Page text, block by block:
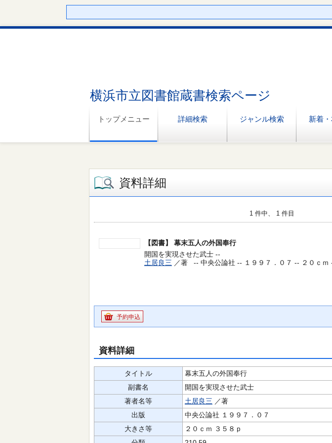
横浜市立図書館蔵書検索ページ
トップメニュー 詳細検索 ジャンル検索 新着
資料詳細
1 件中、 1 件目
【図書】
幕末五人の外国奉行
開国を実現させた武士 --
土居良三 ／著 -- 中央公論社 -- １９９７．０７ -- ２０ｃｍ
予約申込
資料詳細
タイトル
幕末五人の外国奉行
副書名
開国を実現させた武士
著者名等
土居良三 ／著
出版
中央公論社 １９９７．０７
大きさ等
２０ｃｍ ３５８ｐ